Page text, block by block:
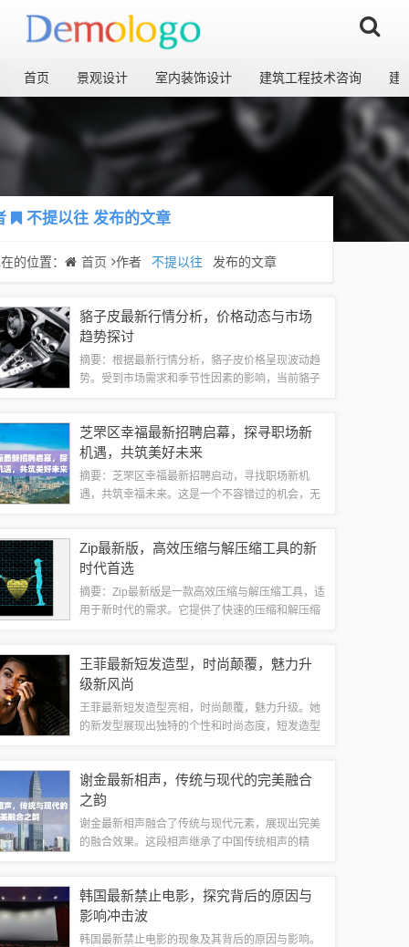
首页 景观设计 室内装饰设计 建筑工程技术咨询 建
不提以往发布的文章
的位置： 首页 作者 不提以往 发布的文章
貉子皮最新行情分析，价格动态与市场
趋势探讨
摘要：根据最新行情分析，貉子皮价格呈现波动趋
势。受到市场需求和季节性因素的影响，当前貉子
素的影响，貉子皮价格仍将保持波动。投资者...
芝罘区幸福最新招聘启幕，探寻职场新
机遇，共筑美好未来
摘要：芝罘区幸福最新招聘启动，寻找职场新机
遇，共筑幸福未来。这是一个不容错过的机会，无
列，一起迈向幸福的未来。1、芝罘区幸福公司...
Zip最新版，高效压缩与解压缩工具的新
时代首选
摘要：Zip最新版是一款高效压缩与解压缩工具，适
用于新时代的需求。它提供了快速的压缩和解压缩
工具。Zip最新版以其出色的性能和用...
王菲最新短发造型，时尚颠覆，魅力升
级新风尚
王菲最新短发造型亮相，时尚颠覆，魅力升级。她
的新发型展现出独特的个性和时尚态度，短发造型
领潮流，让人耳目一新。一、短发造型亮相，...
谢金最新相声，传统与现代的完美融合
之韵
谢金最新相声融合了传统与现代元素，展现出完美
的融合效果。这段相声继承了中国传统相声的精
展现得淋漓尽致，同时又不失时尚感。这段相声...
韩国最新禁止电影，探究背后的原因与
影响冲击波
韩国最新禁止电影的现象及其背后的原因与影响。